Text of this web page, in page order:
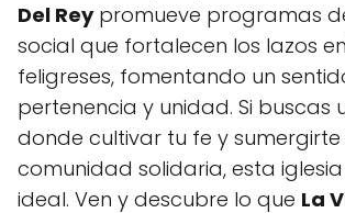
Del Reypromueve programas
social que fortalecen los lazos
feligreses, fomentando un
pertenencia y unidad. Si buscas
donde cultivar tu fe y sumergirte
comunidad solidaria, esta
ideal. Ven y descubre lo que La